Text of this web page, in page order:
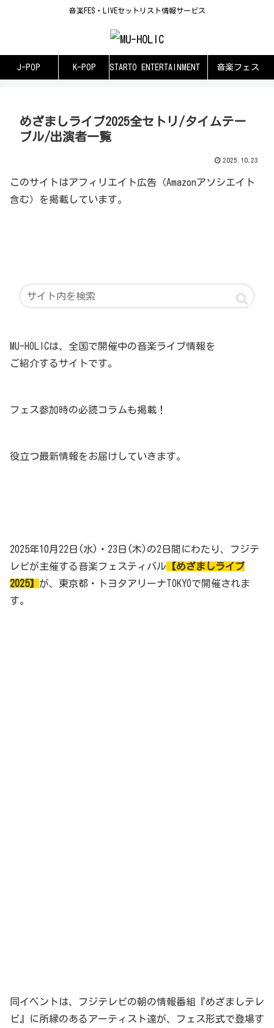
音楽FES・LIVEセットリスト情報サービス
J-POP K-POP STARTO ENTERTAINMENT 音楽フェス
めざましライブ2025全セトリ/タイムテー
ブル/出演者一覧
2025.10.23
このサイトはアフィリエイト広告（Amazonアソシエイト
含む）を掲載しています。
MU-HOLICは、全国で開催中の音楽ライブ情報を
ご紹介するサイトです。
フェス参加時の必読コラムも掲載！
役立つ最新情報をお届けしていきます。
2025年10月22日(水)・23日(木)の2日間にわたり、フジテ
レビが主催する音楽フェスティバル 【めざましライブ
2025】 が、東京都・トヨタアリーナTOKYOで開催されま
す。
同イベントは、フジテレビの朝の情報番組『めざましテレ
ビ』に所縁のあるアーティスト達が、フェス形式で登場す